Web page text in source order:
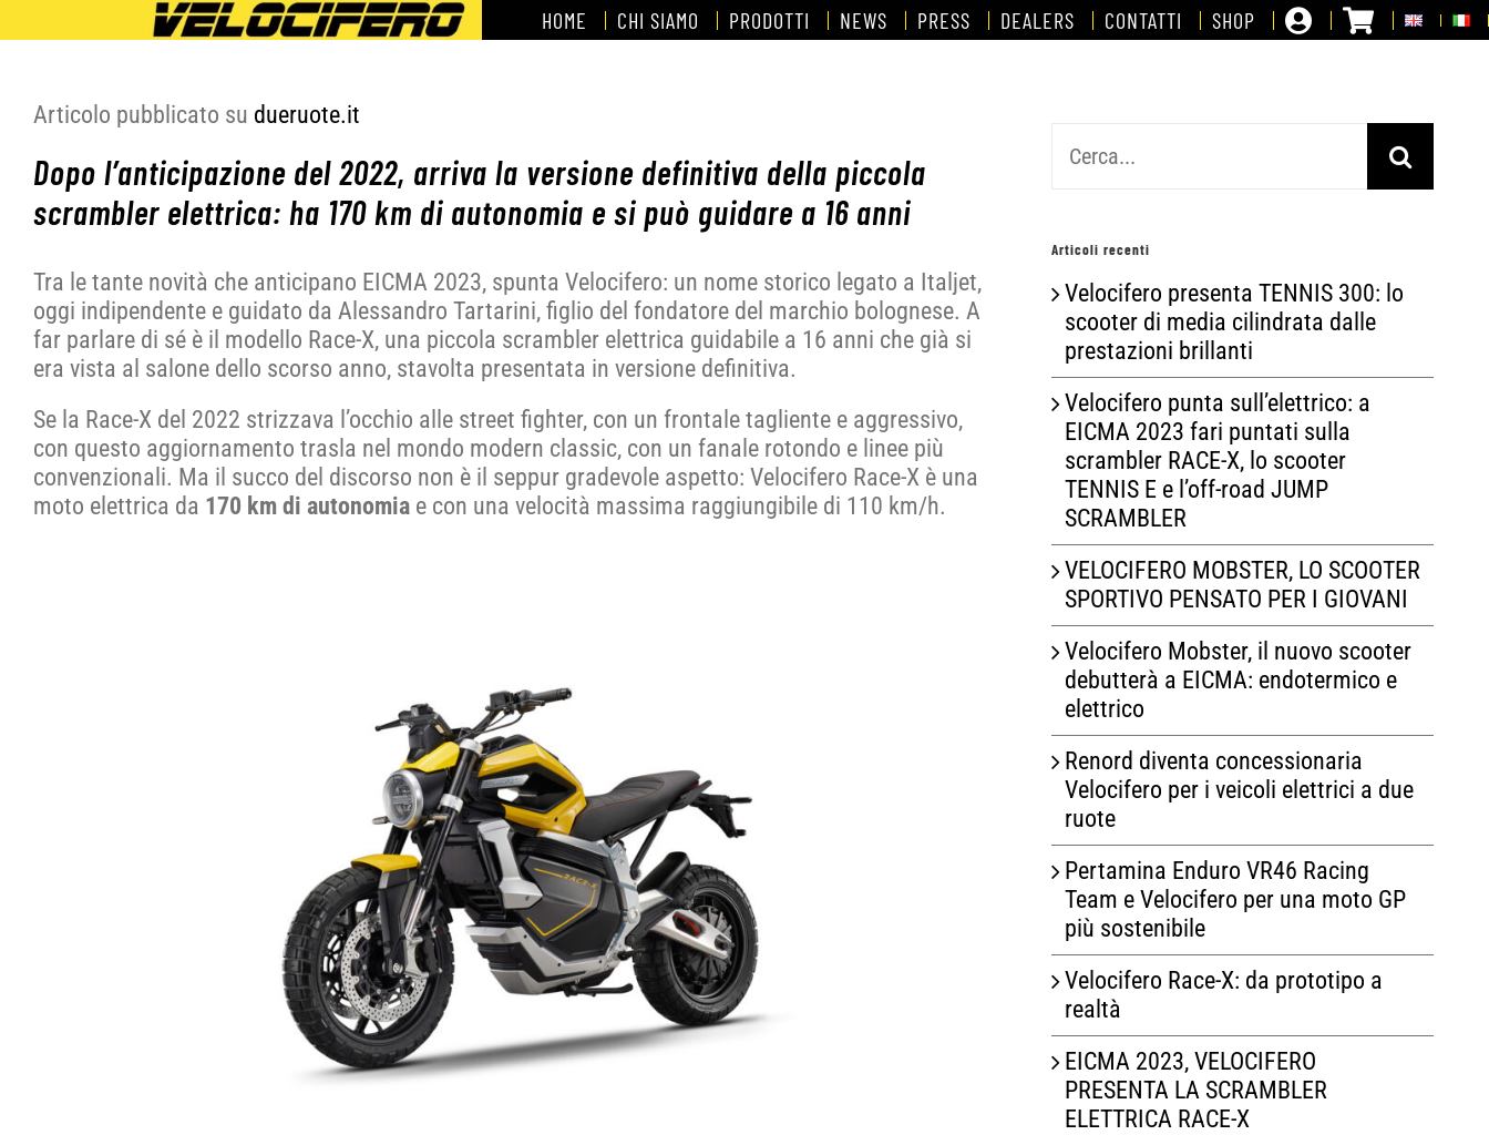
al
HOME CHI SIAMO PRODOTTI NEWS PRESS DEALERS CONTATTI SHOP
Articolo pubblicato su dueruote.it
Dopo l’anticipazione del 2022, arriva la versione definitiva della piccola
scrambler elettrica: ha 170 km di autonomia e si può guidare a 16 anni
Tra le tante novità che anticipano EICMA 2023, spunta Velocifero: un nome storico legato a Italjet,
oggi indipendente e guidato da Alessandro Tartarini, figlio del fondatore del marchio bolognese. A
far parlare di sé è il modello Race-X, una piccola scrambler elettrica guidabile a 16 anni che già si
era vista al salone dello scorso anno, stavolta presentata in versione definitiva.
Se la Race-X del 2022 strizzava l’occhio alle street fighter, con un frontale tagliente e aggressivo,
con questo aggiornamento trasla nel mondo modern classic, con un fanale rotondo e linee più
convenzionali. Ma il succo del discorso non è il seppur gradevole aspetto: Velocifero Race-X è una
moto elettrica da 170 km di autonomia e con una velocità massima raggiungibile di 110 km/h.
per:
Articoli recenti
Velocifero presenta TENNIS 300: lo
scooter di media cilindrata dalle
prestazioni brillanti
Velocifero punta sull’elettrico: a
EICMA 2023 fari puntati sulla
scrambler RACE-X, lo scooter
TENNIS E e l’off-road JUMP
SCRAMBLER
VELOCIFERO MOBSTER, LO SCOOTER
SPORTIVO PENSATO PER I GIOVANI
Velocifero Mobster, il nuovo scooter
debutterà a EICMA: endotermico e
elettrico
Renord diventa concessionaria
Velocifero per i veicoli elettrici a due
ruote
Pertamina Enduro VR46 Racing
Team e Velocifero per una moto GP
più sostenibile
Velocifero Race-X: da prototipo a
realtà
EICMA 2023, VELOCIFERO
PRESENTA LA SCRAMBLER
ELETTRICA RACE-X